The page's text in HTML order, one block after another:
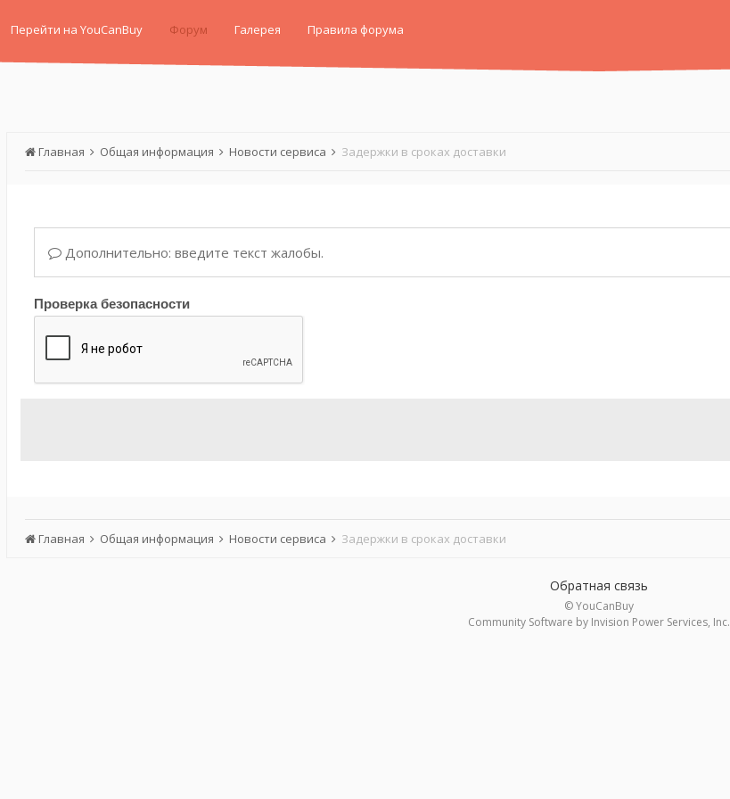
Перейти на YouCanBuy Форум Галерея Правила форума
Главная Общая информация Новости сервиса Задержки в сроках доставки
Дополнительно: введите текст жалобы.
Проверка безопасности
Главная Общая информация Новости сервиса Задержки в сроках доставки
Обратная связь
© YouCanBuy
Community Software by Invision Power Services, Inc.